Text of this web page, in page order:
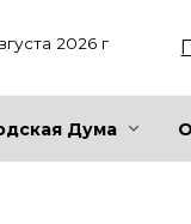
2026 г
Дума